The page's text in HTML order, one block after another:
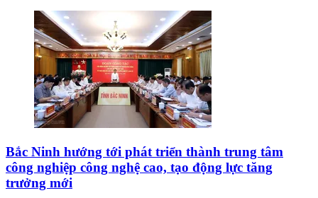
Bắc Ninh hướng tới phát triển thành trung tâm
công nghiệp công nghệ cao, tạo động lực tăng
trưởng mới